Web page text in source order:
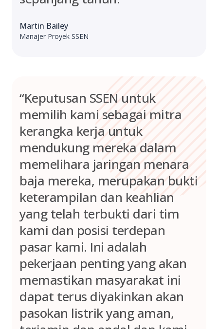
Martin Bailey
Manajer Proyek SSEN
“Keputusan SSEN untuk
memilih kami sebagai mitra
kerangka kerja untuk
mendukung mereka dalam
memelihara jaringan menara
baja mereka, merupakan bukti
keterampilan dan keahlian
yang telah terbukti dari tim
kami dan posisi terdepan
pasar kami. Ini adalah
pekerjaan penting yang akan
memastikan masyarakat ini
dapat terus diyakinkan akan
pasokan listrik yang aman,